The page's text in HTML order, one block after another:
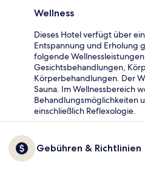
Wellness
Dieses Hotel verfügt über
Entspannung und Erholung
folgende
Gesichtsbehandlungen,
Körperbehandlungen. Der
Sauna. Im Wellnessbereich
Behandlungsmöglichkeiten
einschließlich Reflexologie.
Gebühren & Richtlinien